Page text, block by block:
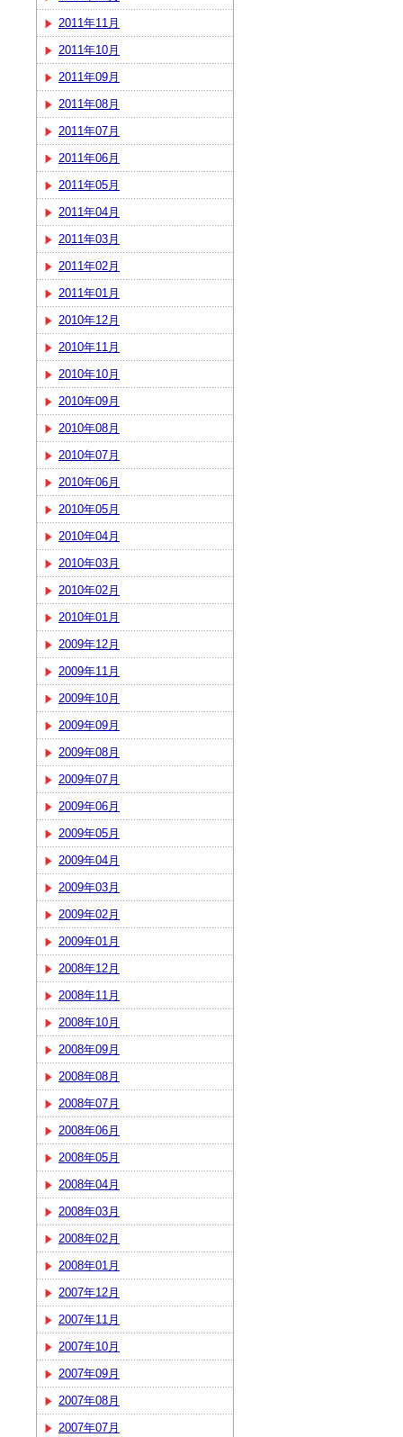
2011年11月
2011年10月
2011年09月
2011年08月
2011年07月
2011年06月
2011年05月
2011年04月
2011年03月
2011年02月
2011年01月
2010年12月
2010年11月
2010年10月
2010年09月
2010年08月
2010年07月
2010年06月
2010年05月
2010年04月
2010年03月
2010年02月
2010年01月
2009年12月
2009年11月
2009年10月
2009年09月
2009年08月
2009年07月
2009年06月
2009年05月
2009年04月
2009年03月
2009年02月
2009年01月
2008年12月
2008年11月
2008年10月
2008年09月
2008年08月
2008年07月
2008年06月
2008年05月
2008年04月
2008年03月
2008年02月
2008年01月
2007年12月
2007年11月
2007年10月
2007年09月
2007年08月
2007年07月